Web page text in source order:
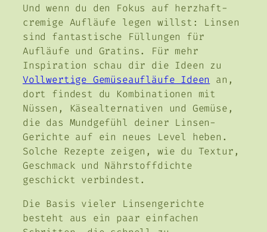
Und wenn du den Fokus auf herzhaft-
cremige Aufläufe legen willst: Linsen
sind fantastische Füllungen für
Aufläufe und Gratins. Für mehr
Inspiration schau dir die Ideen zu
Vollwertige Gemüseaufläufe Ideen
an,
dort findest du Kombinationen mit
Nüssen, Käsealternativen und Gemüse,
die das Mundgefühl deiner Linsen-
Gerichte auf ein neues Level heben.
Solche Rezepte zeigen, wie du Textur,
Geschmack und Nährstoffdichte
geschickt verbindest.
Die Basis vieler Linsengerichte
besteht aus ein paar einfachen